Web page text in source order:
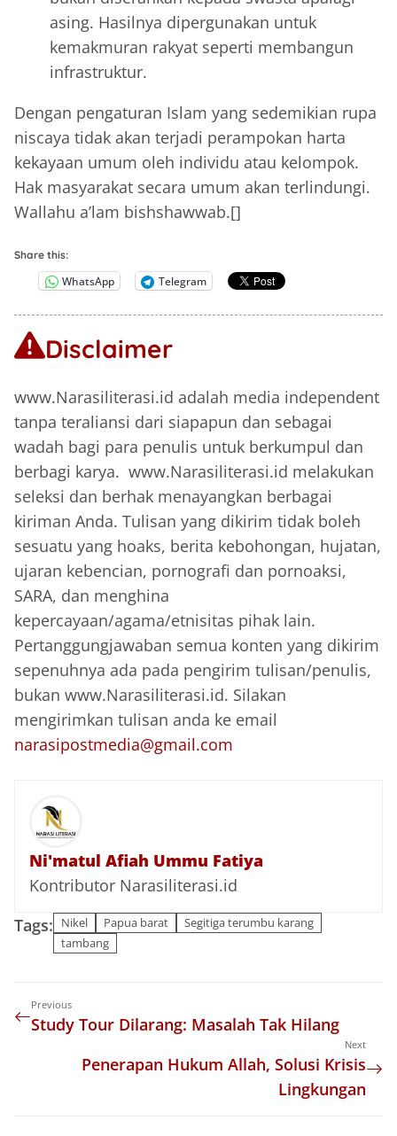
asing. Hasilnya dipergunakan untuk
kemakmuran rakyat seperti membangun
infrastruktur.
Dengan pengaturan Islam yang sedemikian rupa
niscaya tidak akan terjadi perampokan harta
kekayaan umum oleh individu atau kelompok.
Hak masyarakat secara umum akan terlindungi.
Wallahu a’lam bishshawwab.[]
Share this:
WhatsApp Telegram
Disclaimer
www.Narasiliterasi.id adalah media independent
tanpa teraliansi dari siapapun dan sebagai
wadah bagi para penulis untuk berkumpul dan
berbagi karya. www.Narasiliterasi.id melakukan
seleksi dan berhak menayangkan berbagai
kiriman Anda. Tulisan yang dikirim tidak boleh
sesuatu yang hoaks, berita kebohongan, hujatan,
ujaran kebencian, pornografi dan pornoaksi,
SARA, dan menghina
kepercayaan/agama/etnisitas pihak lain.
Pertanggungjawaban semua konten yang dikirim
sepenuhnya ada pada pengirim tulisan/penulis,
bukan www.Narasiliterasi.id. Silakan
mengirimkan tulisan anda ke email
narasipostmedia@gmail.com
Ni'matul Afiah Ummu Fatiya
Kontributor Narasiliterasi.id
Tags:
Nikel Papua barat
Segitiga terumbu karang
tambang
Previous
Study Tour Dilarang: Masalah Tak Hilang
Next
Penerapan Hukum Allah, Solusi Krisis
Lingkungan